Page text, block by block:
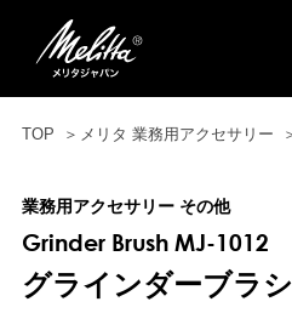
TOP メリタ 業務用アクセサリー
業務用アクセサリー その他
Grinder Brush MJ-1012
グラインダーブラシ